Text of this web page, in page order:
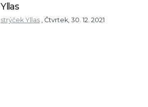
Yllas
strýček Yllas , Čtvrtek, 30. 12. 2021